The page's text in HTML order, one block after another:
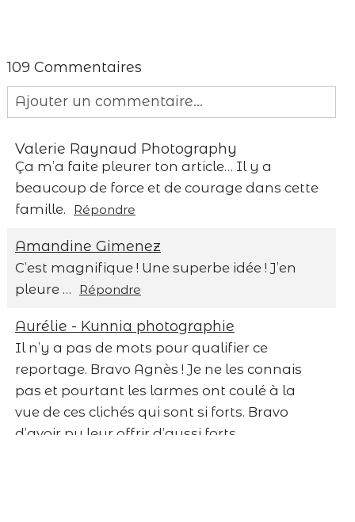
109 Commentaires
Ajouter un commentaire...
Your email is
never published or shared.
Required fields are marked *
Save my name, email, and website in this
browser for the next time I comment.
Post Comment
Valerie Raynaud Photography
Ça m’a faite pleurer ton article… Il y a
beaucoup de force et de courage dans cette
famille.
Répondre
Amandine Gimenez
C’est magnifique ! Une superbe idée ! J’en
pleure …
Répondre
Aurélie - Kunnia photographie
Il n’y a pas de mots pour qualifier ce
reportage. Bravo Agnès ! Je ne les connais
pas et pourtant les larmes ont coulé à la
vue de ces clichés qui sont si forts. Bravo
d’avoir pu leur offrir d’aussi forts